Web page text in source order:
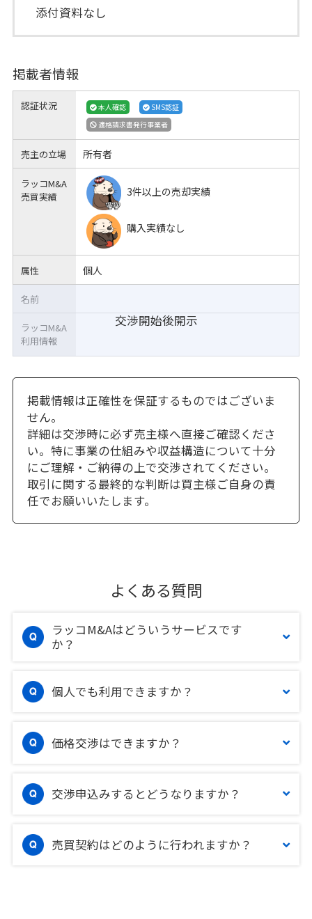
添付資料なし
掲載者情報
認証状況 本人確認
SMS認証
適格請求書発行事業者
売主の立場 所有者
ラッコM&A
売買実績
3件以上の売却実績
購入実績なし
属性 個人
交渉開始後開示
名前
ラッコM&A
利用情報
掲載情報は正確性を保証するものではございま
せん。
詳細は交渉時に必ず売主様へ直接ご確認くださ
い。特に事業の仕組みや収益構造について十分
にご理解・ご納得の上で交渉されてください。
取引に関する最終的な判断は買主様ご自身の責
任でお願いいたします。
よくある質問
ラッコM&Aはどういうサービスです
か？
個人でも利用できますか？
価格交渉はできますか？
交渉申込みするとどうなりますか？
売買契約はどのように行われますか？